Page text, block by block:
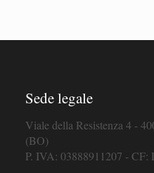
Sede legale
Viale della Resistenza 4 -
(BO)
P. IVA: 03888911207 -